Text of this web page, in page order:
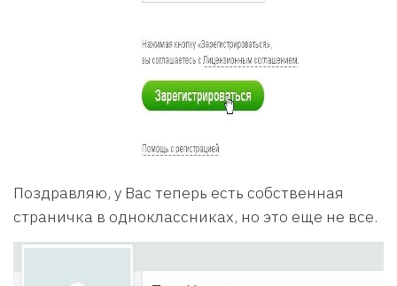
Поздравляю, у Вас теперь есть собственная
страничка в одноклассниках, но это еще не все.